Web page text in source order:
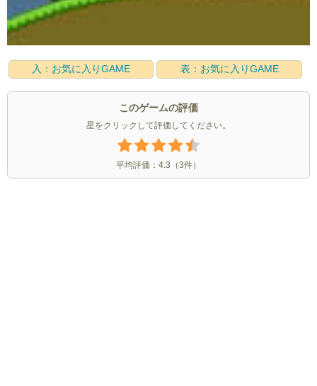
入：お気に入りGAME 表：お気に入りGAME
このゲームの評価
星をクリックして評価してください。
平均評価： 4.3 （3件）